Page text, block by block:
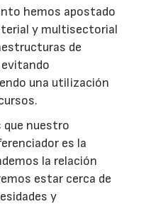
hemos apostado
y multisectorial
de
una utilización
que nuestro
es la
la relación
estar cerca de
y